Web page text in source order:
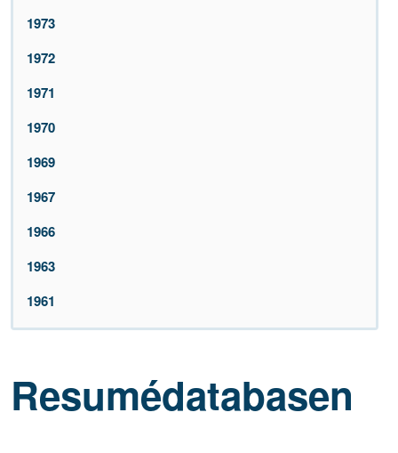
1973
1972
1971
1970
1969
1967
1966
1963
1961
Resumédatabasen